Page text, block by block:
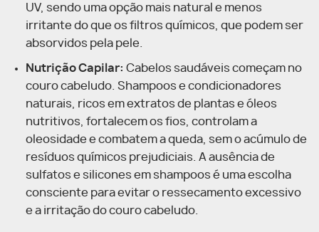
UV, sendo uma opção mais natural e menos
irritante do que os filtros químicos, que podem ser
absorvidos pela pele.
Nutrição Capilar: Cabelos saudáveis começam no
couro cabeludo. Shampoos e condicionadores
naturais, ricos em extratos de plantas e óleos
nutritivos, fortalecem os fios, controlam a
oleosidade e combatem a queda, sem o acúmulo de
resíduos químicos prejudiciais. A ausência de
sulfatos e silicones em shampoos é uma escolha
consciente para evitar o ressecamento excessivo
e a irritação do couro cabeludo.